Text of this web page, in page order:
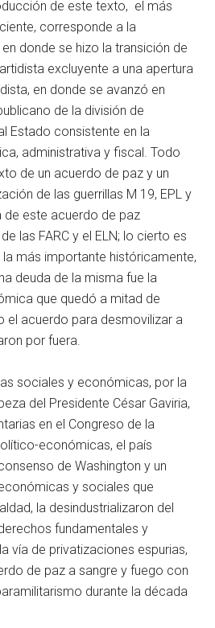
de este texto, el más
corresponde a la
donde se hizo la transición de
excluyente a una apertura
en donde se avanzó en
de la división de
Estado consistente en la
administrativa y fiscal. Todo
de un acuerdo de paz y un
de las guerrillas M 19, EPL y
de este acuerdo de paz
las FARC y el ELN; lo cierto es
más importante históricamente,
deuda de la misma fue la
que quedó a mitad de
el acuerdo para desmovilizar a
por fuera.
sociales y económicas, por la
del Presidente César Gaviria,
en el Congreso de la
económicas, el país
de Washington y un
y sociales que
la desindustrializaron del
fundamentales y
vía de privatizaciones espurias,
de paz a sangre y fuego con
durante la década